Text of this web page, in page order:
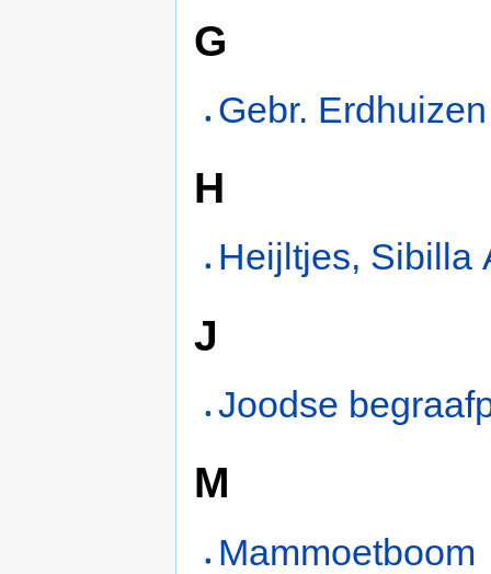
G
Gebr. Erdhuizen
H
Heijltjes, Sibilla
J
Joodse
M
Mammoetboom